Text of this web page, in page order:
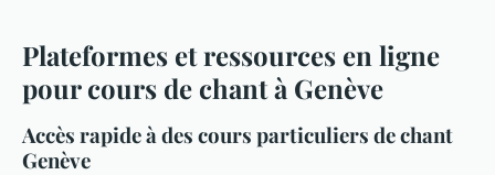
Plateformes et ressources en ligne
pour cours de chant à Genève
Accès rapide à des cours particuliers de chant
Genève